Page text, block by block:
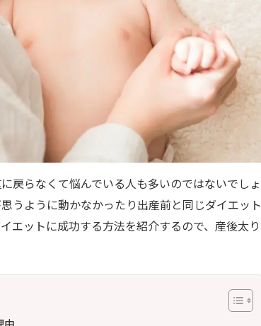
戻らなくて悩んでいる人も多いのではないでしょ
うように動かなかったり出産前と同じダイエット
エットに成功する方法を紹介するので、産後太り